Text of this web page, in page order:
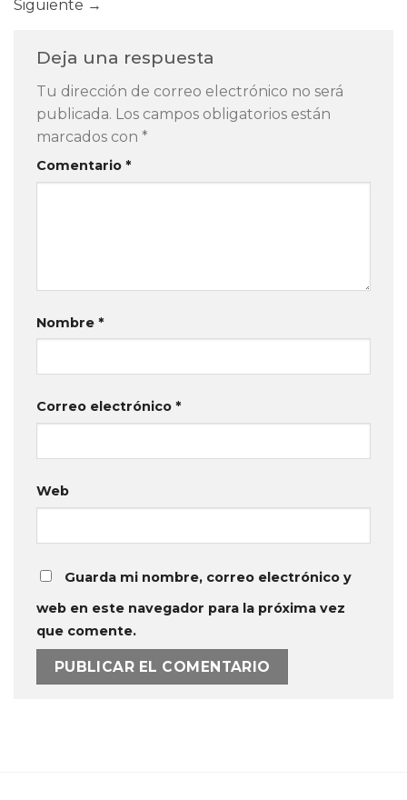
Siguiente →
Deja una respuesta
Tu dirección de correo electrónico no será
publicada. Los campos obligatorios están
marcados con *
Comentario *
Nombre *
Correo electrónico *
Web
Guarda mi nombre, correo electrónico y
web en este navegador para la próxima vez
que comente.